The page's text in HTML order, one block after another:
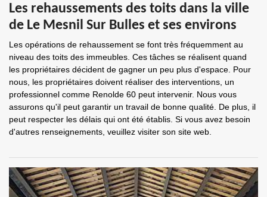
Les rehaussements des toits dans la ville
de Le Mesnil Sur Bulles et ses environs
Les opérations de rehaussement se font très fréquemment au
niveau des toits des immeubles. Ces tâches se réalisent quand
les propriétaires décident de gagner un peu plus d'espace. Pour
nous, les propriétaires doivent réaliser des interventions, un
professionnel comme Renolde 60 peut intervenir. Nous vous
assurons qu'il peut garantir un travail de bonne qualité. De plus, il
peut respecter les délais qui ont été établis. Si vous avez besoin
d'autres renseignements, veuillez visiter son site web.